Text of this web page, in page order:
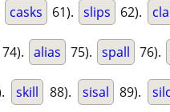
casks 61). slips 62).
74). alias 75). spall 76).
skill 88). sisal 89).